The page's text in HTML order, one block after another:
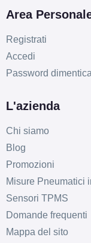
Area
Registrati
Accedi
Password
L'azienda
Chi siamo
Blog
Promozioni
Misure Pneumatici
Sensori TPMS
Domande frequenti
Mappa del sito